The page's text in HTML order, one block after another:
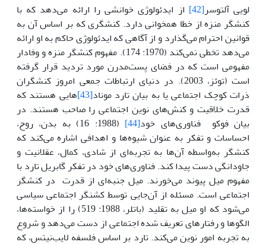
لویی آلتوسر[42]
از ایدئولوژی خوانشی را ارائه می‌دهد که با
کنشگر منزه از خطا همخوانی دارد. کنشگری که بر اساس آن به
قوانین احترام می‌گذارد و از آگاهی که ایدئولوژی حاکم به او ارائه
می‌دهد تخطی نمی‌کند (1970: 174). مفهوم کنشگر منزه و وفادار
مفهومی است که در فضای پست‌مدرن مورد تردید قرار گرفته
است (توئز، 2003). در دنیای ارتباطات جمعی امروز کنشگران
ذرات کوچک اجتماعی یا به بیان تارد موناد[43]
هایی هستند که
قدرت خلاقیت و کنش‌های نوین اجتماعی را صاحب هستند. در
بیان فوکو فناوری‌های خود[44]
(1988: 16) به بدن، روح،
احساسات و تفکر به عنوان شیوه‌ها و اهدافی اشاره می‌کند که
کنشگر به‌واسطه آن‌ها به تجربه‌ای از شادی، کمال، عقلانیت و
جاودانگی دست پیدا کند. فناوری‌های خود در تفکر گابریل‌ تارد با
مفهوم میل پیوند می‌خورند. میل جنبه‌ای از قدرت در کنشگر
اجتماعی است. مسئله از آن‌جایی توسط کشنگر اجتماعی سیاسی
می‌شود که او میل به تقلید (باتلر، 1988: 519) را از خواسته‌ها،
الگوها و رفتارهای تعریف شده اجتماعی از دست می‌دهد و شروع
به تجربه امور نوین می‌کند. تارد بر اساس فلسفه لایب‌نیتس، که